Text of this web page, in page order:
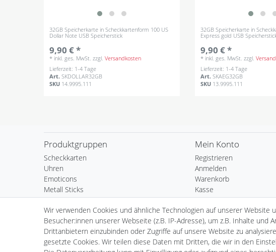
32GB Speicherkarte in Scheckkartenform 100 US
Dollar Note USB Speicherstick
9,90 € *
* inkl. ges. MwSt. zzgl.Versandkosten
Lieferzeit: 1-4 Tage
Art.SKDOLLAR32GB
SKU 14.9995.111
32GB Speicherkarte in
Express gold USB
9,90 € *
* inkl. ges. MwSt. zzgl.
Lieferzeit: 1-4 Tage
Art.SKAEG32GB
SKU 13.9995.111
Produktgruppen
Scheckkarten
Uhren
Emoticons
Metall Sticks
Spinner
LED Lampen
Cornhole Wurfspiel
Schlösser
Smartphone Zubehör
Mein Konto
Registrieren
Anmelden
Warenkorb
Kasse
Wunschliste
Wir verwenden Cookies und ähnliche Technologien auf unserer Website
Besucher:innen unserer Webseite (z.B. IP-Adresse), um z.B. Inhalte und
Drittanbietern einzubinden oder Zugriffe auf unsere Website zu
gesetzte Cookies. Wir teilen diese Daten mit Dritten, die wir in den